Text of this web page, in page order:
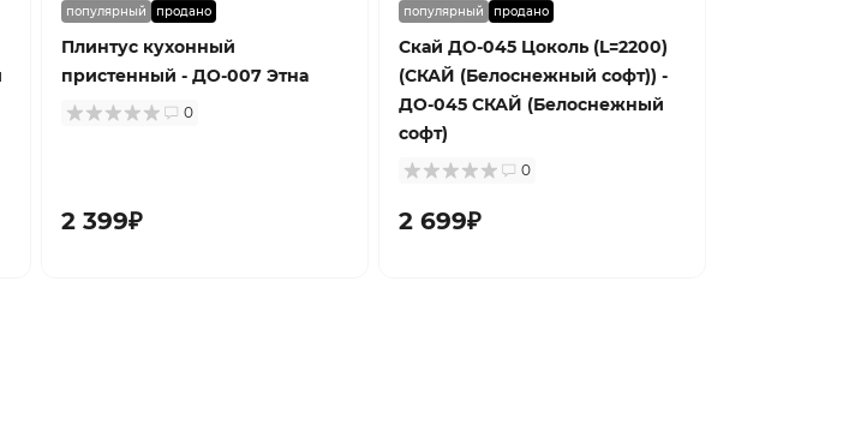
популярный продано
Плинтус кухонный
пристенный - ДО-007 Этна
0
2 399₽
популярный продано
Скай ДО-045 Цоколь (L=2200)
(СКАЙ (Белоснежный софт)) -
ДО-045 СКАЙ (Белоснежный
софт)
0
2 699₽